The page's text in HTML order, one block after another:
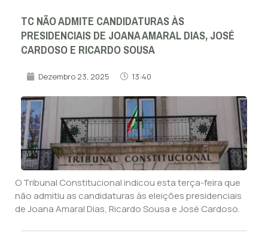
TC NÃO ADMITE CANDIDATURAS ÀS
PRESIDENCIAIS DE JOANA AMARAL DIAS, JOSÉ
CARDOSO E RICARDO SOUSA
Dezembro 23, 2025 13:40
O Tribunal Constitucional indicou esta terça-feira que
não admitiu as candidaturas às eleições presidenciais
de Joana Amaral Dias, Ricardo Sousa e José Cardoso.